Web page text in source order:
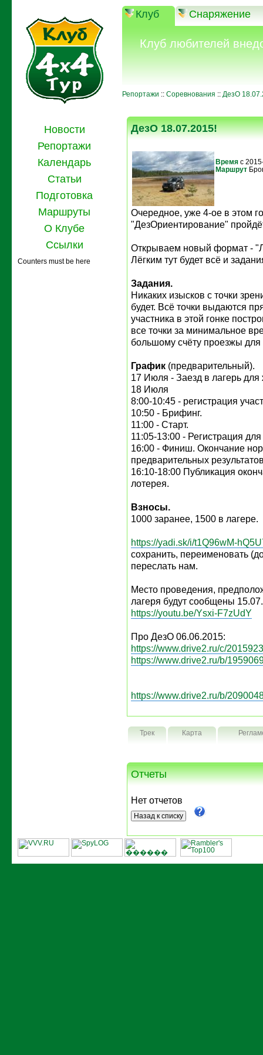
Клуб Снаряжение
Клуб любителей
Репортажи :: Соревнования :: ДезО
Новости
Репортажи
Календарь
Статьи
Подготовка
Маршруты
О Клубе
Ссылки
Counters must be here
ДезО 18.07.2015!
Время с
Маршрут
Очередное, уже 4-ое в этом
"ДезОриентирование"
Открываем новый формат -
Лёгким тут будет всё и
Задания.
Никаких изысков с точки
будет. Всё точки выдаются
участника в этой гонке
все точки за минимальное
большому счёту проезжы
График (предварительный).
17 Июля - Заезд в лагерь
18 Июля
8:00-10:45 - регистрация
10:50 - Брифинг.
11:00 - Старт.
11:05-13:00 - Регистрация
16:00 - Финиш. Окончание
предварительных
16:10-18:00 Публикация
лотерея.
Взносы.
1000 заранее, 1500 в лагере.
https://yadi.sk/i/t1Q96wM-
сохранить, переименовать
переслать нам.
Место проведения,
лагеря будут сообщены
https://youtu.be/Ysxi-F7zUdY
Про ДезО 06.06.2015:
https://www.drive2.ru/c/
https://www.drive2.ru/b/
https://www.drive2.ru/b/
Трек Карта
Отчеты
Нет отчетов